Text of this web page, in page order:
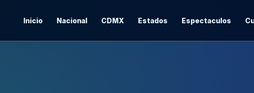
Inicio Nacional CDMX Estados Espectaculos